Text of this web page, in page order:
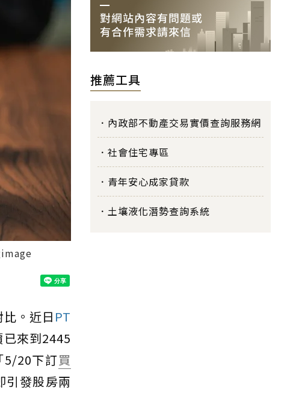
。近日 PT
來到2445
5/20下訂買
引發股房兩
推薦工具
內政部不動產交易實價查詢服務網
社會住宅專區
青年安心成家貸款
土壤液化潛勢查詢系統